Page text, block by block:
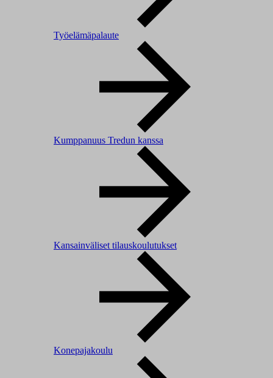
Työelämäpalaute
Kumppanuus Tredun kanssa
Kansainväliset tilauskoulutukset
Konepajakoulu